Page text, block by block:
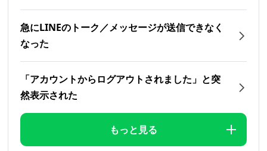
急にLINEのトーク／メッセージが送信できなく
なった
「アカウントからログアウトされました」と突
然表示された
もっと見る